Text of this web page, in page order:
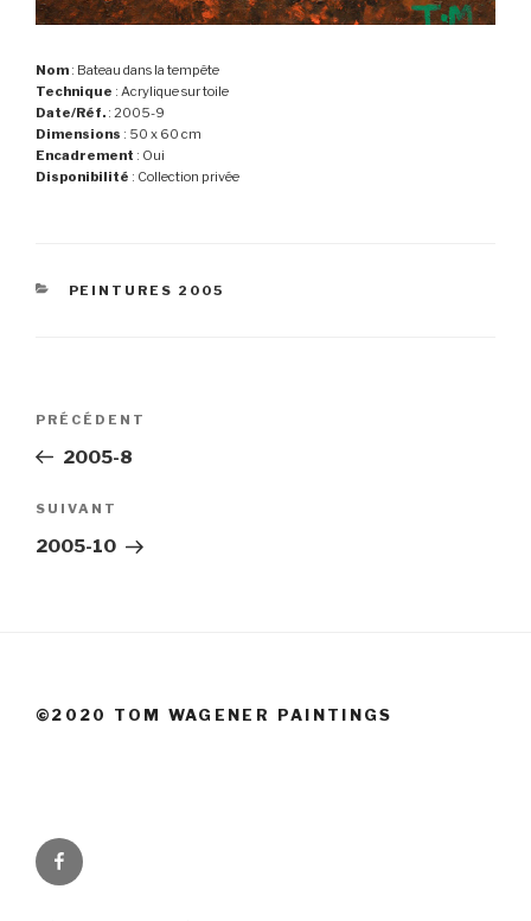
Nom : Bateau dans la tempête
Technique : Acrylique sur toile
Date/Réf. : 2005-9
Dimensions : 50 x 60 cm
Encadrement : Oui
Disponibilité : Collection privée
CATÉGORIES
PEINTURES 2005
Navigation
l’article
Article
précédent
PRÉCÉDENT
2005-8
Article
suivant
SUIVANT
2005-10
©2020 TOM WAGENER PAINTINGS
Facebook